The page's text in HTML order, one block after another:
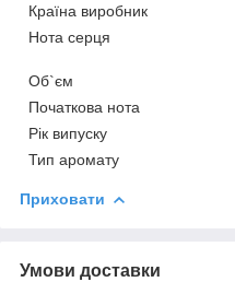
Країна виробник
Нота серця
Об`єм
Початкова нота
Рік випуску
Тип аромату
Приховати
Умови доставки